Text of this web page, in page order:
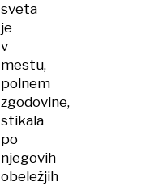
sveta
je
v
mestu,
polnem
zgodovine,
stikala
po
njegovih
obeležjih